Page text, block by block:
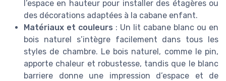
l’espace en hauteur pour installer des étagères ou
des décorations adaptées à la cabane enfant.
Matériaux et couleurs : Un lit cabane blanc ou en
bois naturel s’intègre facilement dans tous les
styles de chambre. Le bois naturel, comme le pin,
apporte chaleur et robustesse, tandis que le blanc
barriere donne une impression d’espace et de